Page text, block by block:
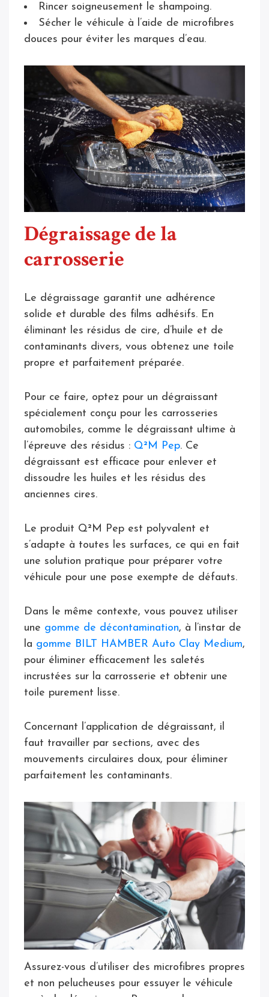
Rincer soigneusement le shampoing.
Sécher le véhicule à l’aide de microfibres
douces pour éviter les marques d’eau.
Dégraissage de la
carrosserie
Le dégraissage garantit une adhérence
solide et durable des films adhésifs. En
éliminant les résidus de cire, d’huile et de
contaminants divers, vous obtenez une toile
propre et parfaitement préparée.
Pour ce faire, optez pour un dégraissant
spécialement conçu pour les carrosseries
automobiles, comme le dégraissant ultime à
l’épreuve des résidus : Q²M Pep. Ce
dégraissant est efficace pour enlever et
dissoudre les huiles et les résidus des
anciennes cires.
Le produit Q²M Pep est polyvalent et
s’adapte à toutes les surfaces, ce qui en fait
une solution pratique pour préparer votre
véhicule pour une pose exempte de défauts.
Dans le même contexte, vous pouvez utiliser
une gomme de décontamination, à l’instar de
la gomme BILT HAMBER Auto Clay Medium,
pour éliminer efficacement les saletés
incrustées sur la carrosserie et obtenir une
toile purement lisse.
Concernant l’application de dégraissant, il
faut travailler par sections, avec des
mouvements circulaires doux, pour éliminer
parfaitement les contaminants.
Assurez-vous d’utiliser des microfibres propres
et non pelucheuses pour essuyer le véhicule